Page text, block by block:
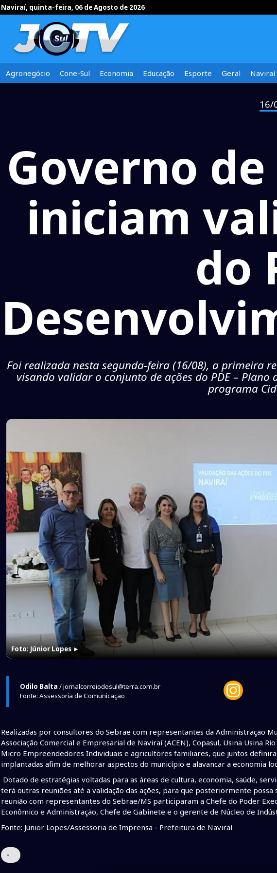
Naviraí, quinta-feira, 06 de Agosto de 2026
Agronegócio Cone-Sul Economia Educação Esporte Geral Naviraí
16/
Governo
iniciam
do
Foi realizada nesta segunda-feira (16/08), a primeira
visando validar o conjunto de ações do PDE –
programa
Foto: Júnior Lopes ►
Odilo Balta / jornalcorreiodosul@terra.com.br
Fonte: Assessoria de Comunicação
Realizadas por consultores do Sebrae com representantes da Administração
Associação Comercial e Empresarial de Naviraí (ACEN), Copasul, Usina Usina
Micro Empreendedores Individuais e agricultores familiares, que juntos
implantadas afim de melhorar aspectos do município e alavancar a economia
Dotado de estratégias voltadas para as áreas de cultura, economia, saúde,
terá outras reuniões até a validação das ações, para que posteriormente possa
reunião com representantes do Sebrae/MS participaram a Chefe do Poder
Econômico e Administração, Chefe de Gabinete e o gerente de Núcleo de
Fonte: Junior Lopes/Assessoria de Imprensa - Prefeitura de Naviraí
•